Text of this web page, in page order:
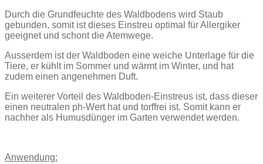
Durch die Grundfeuchte des Waldbodens wird Staub
gebunden, somit ist dieses Einstreu optimal für Allergiker
geeignet und schont die Atemwege.
Ausserdem ist der Waldboden eine weiche Unterlage für die
Tiere, er kühlt im Sommer und wärmt im Winter, und hat
zudem einen angenehmen Duft.
Ein weiterer Vorteil des Waldboden-Einstreus ist, dass dieser
einen neutralen ph-Wert hat und torffrei ist. Somit kann er
nachher als Humusdünger im Garten verwendet werden.
Anwendung: